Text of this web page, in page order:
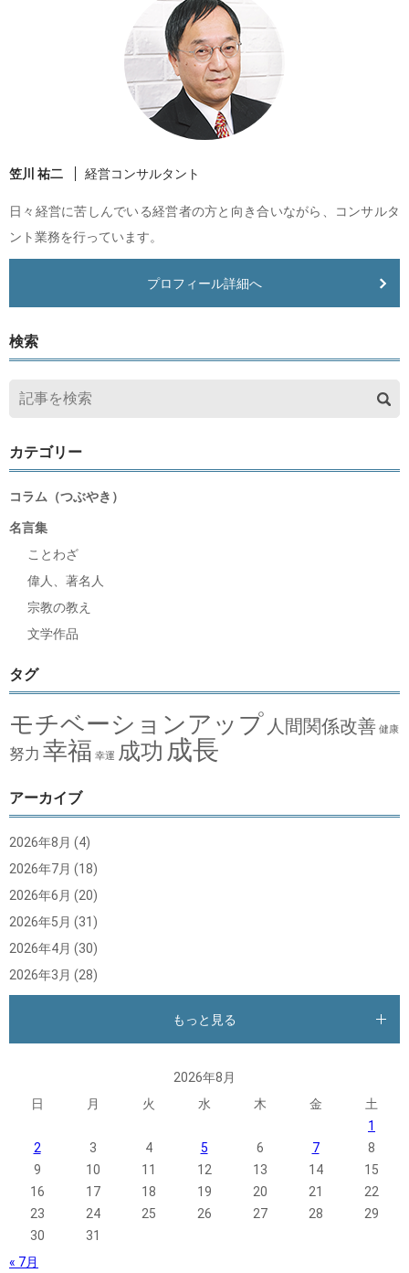
笠川 祐二 経営コンサルタント
日々経営に苦しんでいる経営者の方と向き合いながら、コンサルタ
ント業務を行っています。
プロフィール詳細へ
検索
カテゴリー
コラム（つぶやき）
名言集
ことわざ
偉人、著名人
宗教の教え
文学作品
タグ
モチベーションアップ 人間関係改善 健康
努力 幸福 幸運 成功 成長
アーカイブ
2026年8月 (4)
2026年7月 (18)
2026年6月 (20)
2026年5月 (31)
2026年4月 (30)
2026年3月 (28)
もっと見る
2026年8月
日
月 火 水 木 金
土
1
2
3 4 5 6 7
8
9
10 11 12 13 14
15
16
17 18 19 20 21
22
23
24 25 26 27 28
29
30
31
« 7月